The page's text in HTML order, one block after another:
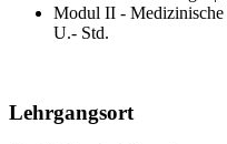
Modul II -
U.- Std.
Lehrgangsort